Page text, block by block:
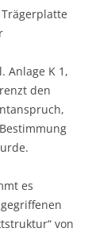
Anlage K 1,
den
es
von